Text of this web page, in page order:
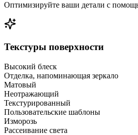
Оптимизируйте ваши детали с
Текстуры поверхности
Высокий блеск
Отделка, напоминающая зеркало
Матовый
Неотражающий
Текстурированный
Пользовательские шаблоны
Изморозь
Рассеивание света